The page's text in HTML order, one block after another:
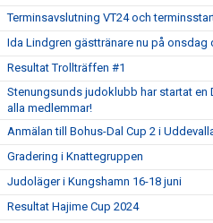
Terminsavslutning VT24 och
Ida Lindgren gästtränare nu på onsdag
Resultat Trollträffen #1
Stenungsunds judoklubb har startat en
alla medlemmar!
Anmälan till Bohus-Dal Cup 2 i
Gradering i Knattegruppen
Judoläger i Kungshamn 16-18 juni
Resultat Hajime Cup 2024